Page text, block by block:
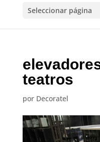
Seleccionar página
teatros
por Decoratel